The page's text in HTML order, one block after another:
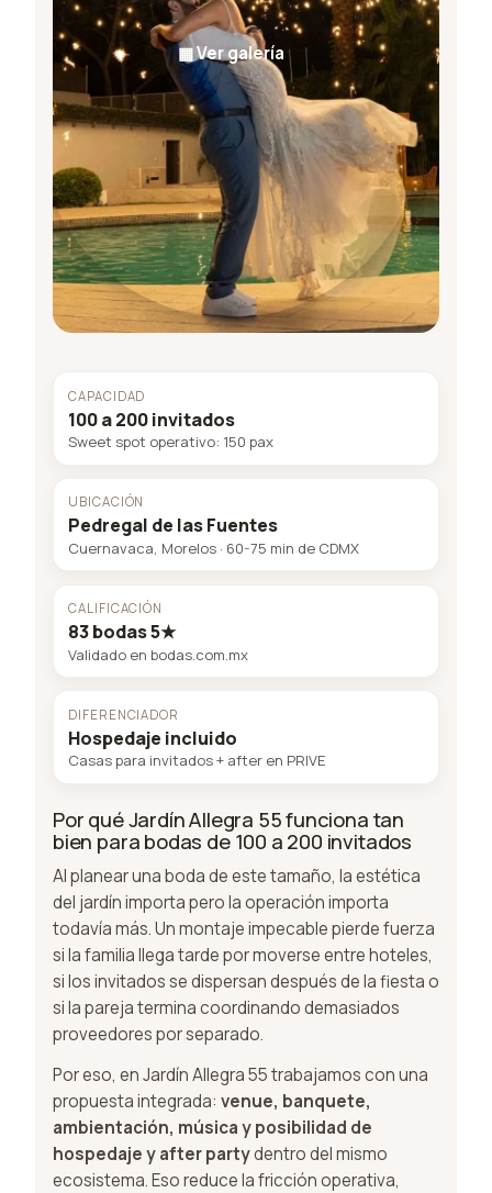
▦Ver galería
CAPACIDAD
100 a 200 invitados
Sweet spot operativo: 150 pax
UBICACIÓN
Pedregal de las Fuentes
Cuernavaca, Morelos · 60-75 min de CDMX
CALIFICACIÓN
83 bodas 5★
Validado en bodas.com.mx
DIFERENCIADOR
Hospedaje incluido
Casas para invitados + after en PRIVE
Por qué Jardín Allegra 55 funciona tan
bien para bodas de 100 a 200 invitados
Al planear una boda de este tamaño, la estética
del jardín importa pero la operación importa
todavía más. Un montaje impecable pierde fuerza
si la familia llega tarde por moverse entre hoteles,
si los invitados se dispersan después de la fiesta o
si la pareja termina coordinando demasiados
proveedores por separado.
Por eso, en Jardín Allegra 55 trabajamos con una
propuesta integrada: venue, banquete,
ambientación, música y posibilidad de
hospedaje y after partydentro del mismo
ecosistema. Eso reduce la fricción operativa,